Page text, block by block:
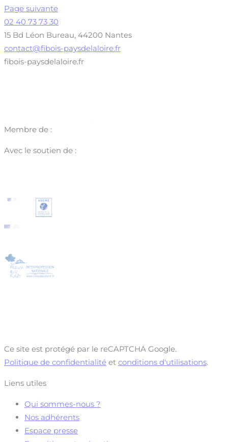
Page suivante
02 40 73 73 30
15 Bd Léon Bureau, 44200 Nantes
contact@fibois-paysdelaloire.fr
fibois-paysdelaloire.fr
Membre de :
Avec le soutien de :
Ce site est protégé par le reCAPTCHA Google.
Politique de confidentialité et conditions d'utilisations.
Liens utiles
Qui sommes-nous ?
Nos adhérents
Espace presse